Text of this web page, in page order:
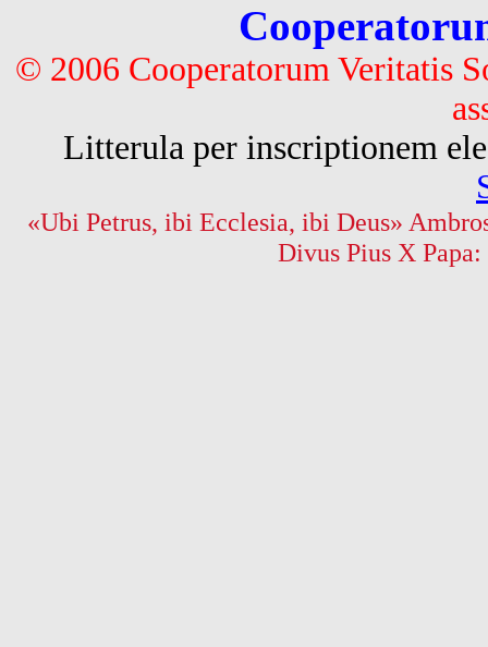
© 2006 Cooperatorum Veritatis
Litterula per inscriptionem
«Ubi Petrus, ibi Ecclesia, ibi Deus»
Divus Pius X Papa: